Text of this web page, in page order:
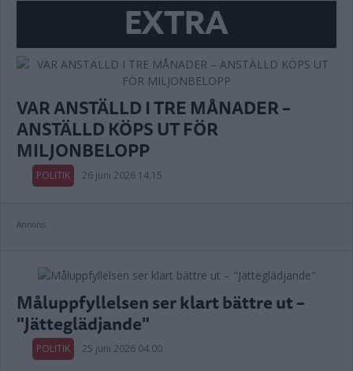
EXTRA
VAR ANSTÄLLD I TRE MÅNADER –
ANSTÄLLD KÖPS UT FÖR
MILJONBELOPP
POLITIK 26 juni 2026 14.15
Annons:
Måluppfyllelsen ser klart bättre ut –
"Jätteglädjande"
POLITIK 25 juni 2026 04.00